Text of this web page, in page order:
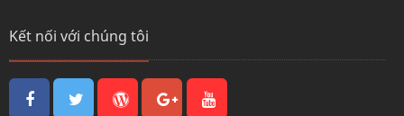
Kết nối với chúng tôi